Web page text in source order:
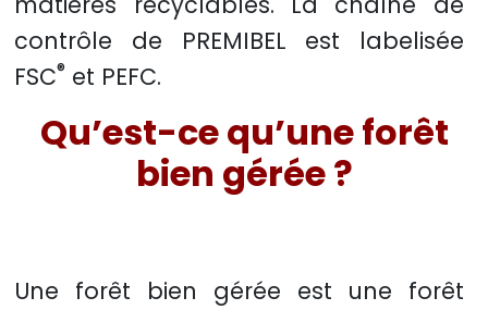
contrôle de PREMIBEL est labelisée
FSC® et PEFC.
Qu’est-ce qu’une forêt
bien gérée ?
Une forêt bien gérée est une forêt